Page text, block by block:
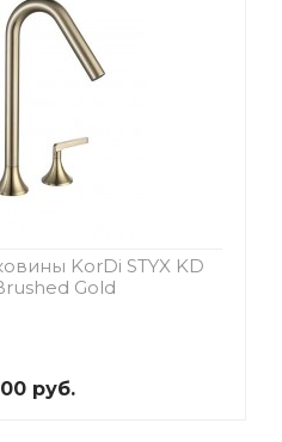
KorDi STYX KD
Gold
руб.